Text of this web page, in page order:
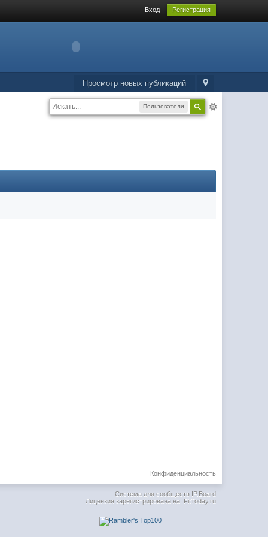
Вход Регистрация
Просмотр новых публикаций
Пользователи
Конфиденциальность
Система для сообществ IP.Board
Лицензия зарегистрирована на: FitToday.ru